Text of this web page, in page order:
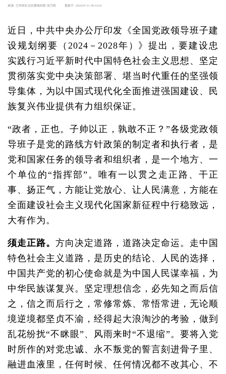
来源: 兰州市红古区委组织部 张乃荣 更新于: 2024-07-11 09:14:01
近日，中共中央办公厅印发《全国党政领导班子建
设规划纲要（2024－2028年）》提出，要建设忠
实践行习近平新时代中国特色社会主义思想、坚定
贯彻落实党中央决策部署、堪当时代重任的坚强领
导集体，为以中国式现代化全面推进强国建设、民
族复兴伟业提供有力组织保证。
“政者，正也。子帅以正，孰敢不正？”各级党政领
导班子是党的路线方针政策的制定者和执行者，是
党和国家任务的领导者和组织者，是一个地方、一
个单位的“指挥部”。唯有一以贯之走正路、干正
事、扬正气，方能让党放心、让人民满意，方能在
全面建设社会主义现代化国家新征程中行稳致远，
大有作为。
须走正路。 方向决定道路，道路决定命运。走中国
特色社会主义道路，是历史的结论、人民的选择，
中国共产党的初心使命就是为中国人民谋幸福，为
中华民族谋复兴。坚定理想信念，必先知之而后信
之，信之而后行之，常修常炼、常悟常进，无论顺
境逆境都坚贞不渝，经得起大浪淘沙的考验，做到
乱花纷扰“不眯眼”、风雨来时“不退缩”。要将入党
时所作的对党忠诚、永不叛党的誓言刻进骨子里、
融进血液里，任何时候、任何情况都不改其心、不